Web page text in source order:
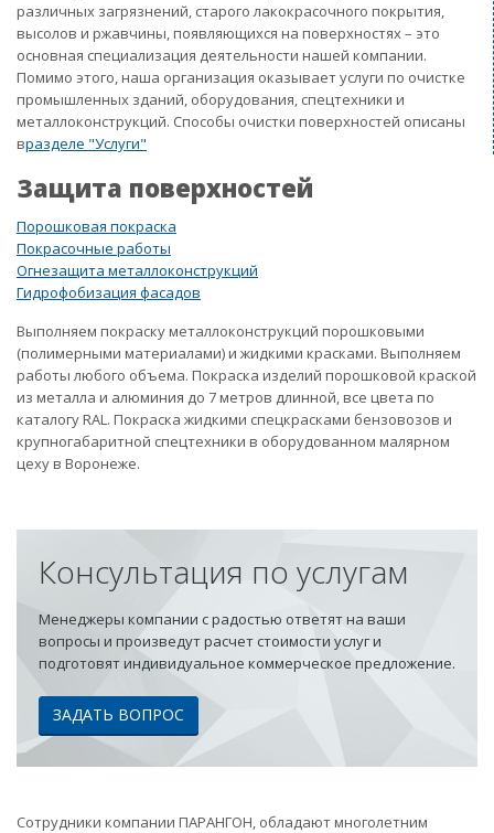
различных загрязнений, старого лакокрасочного покрытия,
высолов и ржавчины, появляющихся на поверхностях – это
основная специализация деятельности нашей компании.
Помимо этого, наша организация оказывает услуги по очистке
промышленных зданий, оборудования, спецтехники и
металлоконструкций. Способы очистки поверхностей описаны
вразделе "Услуги"
Защита поверхностей
Порошковая покраска
Покрасочные работы
Огнезащита металлоконструкций
Гидрофобизация фасадов
Выполняем покраску металлоконструкций порошковыми
(полимерными материалами) и жидкими красками. Выполняем
работы любого объема. Покраска изделий порошковой краской
из металла и алюминия до 7 метров длинной, все цвета по
каталогу RAL. Покраска жидкими спецкрасками бензовозов и
крупногабаритной спецтехники в оборудованном малярном
цеху в Воронеже.
Консультация по услугам
Менеджеры компании с радостью ответят на ваши
вопросы и произведут расчет стоимости услуг и
подготовят индивидуальное коммерческое предложение.
ЗАДАТЬ ВОПРОС
Сотрудники компании ПАРАНГОН, обладают многолетним